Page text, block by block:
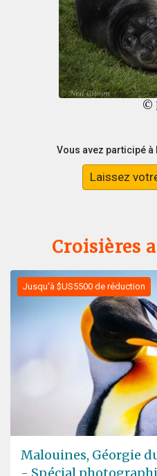
©
Vous avez participé à
Laissez
Croisières
Jusqu'à $US5500 de réduction
Malouines, Géorgie